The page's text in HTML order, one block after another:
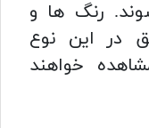
رنگ ها و
در این نوع
خواهند